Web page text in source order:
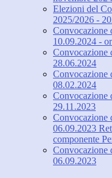
Elezioni del
2025/2026 -
Convocazione
10.09.2024 -
Convocazione
28.06.2024
Convocazione
08.02.2024
Convocazione
29.11.2023
Convocazione
06.09.2023
componente
Convocazione
06.09.2023